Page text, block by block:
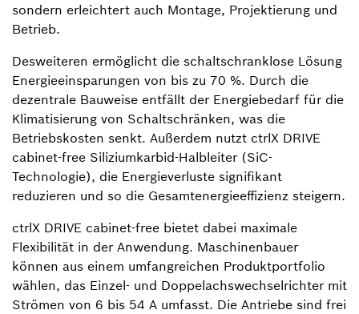
sondern erleichtert auch Montage, Projektierung und
Betrieb.
Desweiteren ermöglicht die schaltschranklose Lösung
Energieeinsparungen von bis zu 70 %. Durch die
dezentrale Bauweise entfällt der Energiebedarf für die
Klimatisierung von Schaltschränken, was die
Betriebskosten senkt. Außerdem nutzt ctrlX DRIVE
cabinet-free Siliziumkarbid-Halbleiter (SiC-
Technologie), die Energieverluste signifikant
reduzieren und so die Gesamtenergieeffizienz steigern.
ctrlX DRIVE cabinet-free bietet dabei maximale
Flexibilität in der Anwendung. Maschinenbauer
können aus einem umfangreichen Produktportfolio
wählen, das Einzel- und Doppelachswechselrichter mit
Strömen von 6 bis 54 A umfasst. Die Antriebe sind frei